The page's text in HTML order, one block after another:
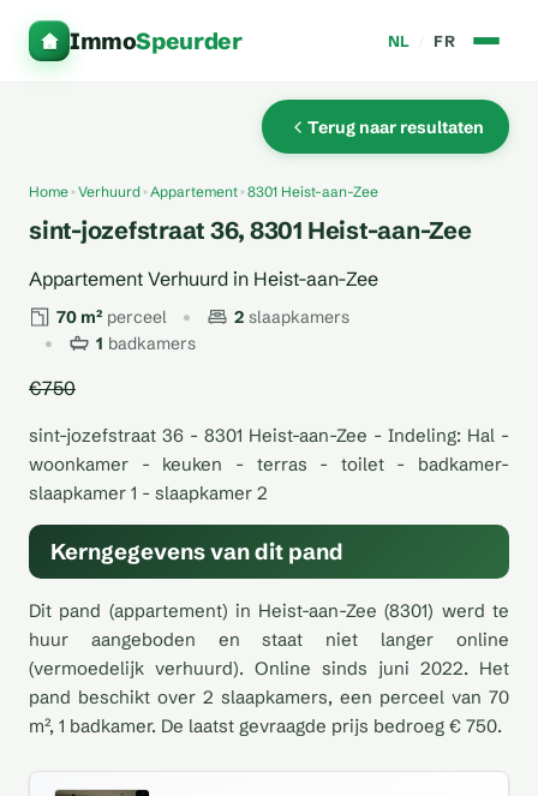
ImmoSpeurder NL FR
Terug naar resultaten
Home Verhuurd Appartement 8301 Heist-aan-Zee
sint-jozefstraat 36, 8301 Heist-aan-Zee
Appartement Verhuurd in Heist-aan-Zee
70 m² perceel 2 slaapkamers
1 badkamers
€750
sint-jozefstraat 36 - 8301 Heist-aan-Zee - Indeling: Hal -
woonkamer - keuken - terras - toilet - badkamer-
slaapkamer 1 - slaapkamer 2
Kerngegevens van dit pand
Dit pand (appartement) in Heist-aan-Zee (8301) werd te
huur aangeboden en staat niet langer online
(vermoedelijk verhuurd). Online sinds juni 2022. Het
pand beschikt over 2 slaapkamers, een perceel van 70
m², 1 badkamer. De laatst gevraagde prijs bedroeg € 750.